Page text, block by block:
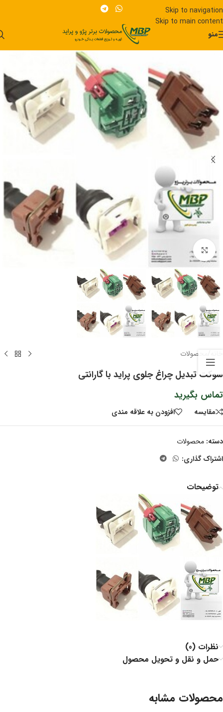
Skip to navigation
Skip to main content
منو
برای بزرگنمایی کلیک کنید
محصولات
سوکت تبدیل چراغ جلوی پراید با گارانتی
تماس بگیرید
مقايسه افزودن به علاقه مندی
دسته: محصولات
اشتراک گذاری:
توضیحات
نظرات (0)
حمل و نقل و تحویل محصول
محصولات مشابه